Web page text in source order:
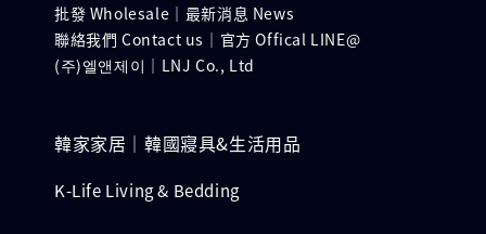
批發 Wholesale｜最新消息 News
聯絡我們 Contact us｜官方 Offical LINE@
(주)엘앤제이｜LNJ Co., Ltd
韓家家居｜韓國寢具&生活用品
K-Life Living & Bedding